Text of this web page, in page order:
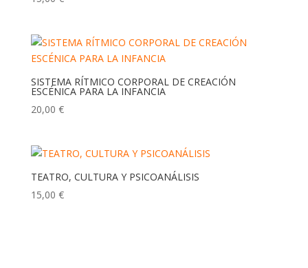
SISTEMA RÍTMICO CORPORAL DE CREACIÓN
ESCÉNICA PARA LA INFANCIA
20,00 €
TEATRO, CULTURA Y PSICOANÁLISIS
15,00 €